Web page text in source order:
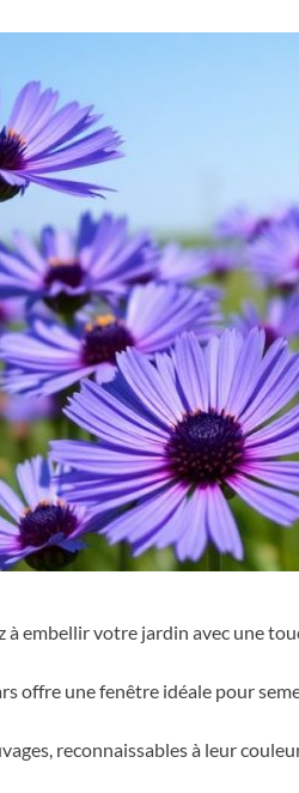
à embellir votre jardin avec une
offre une fenêtre idéale pour
reconnaissables à leur